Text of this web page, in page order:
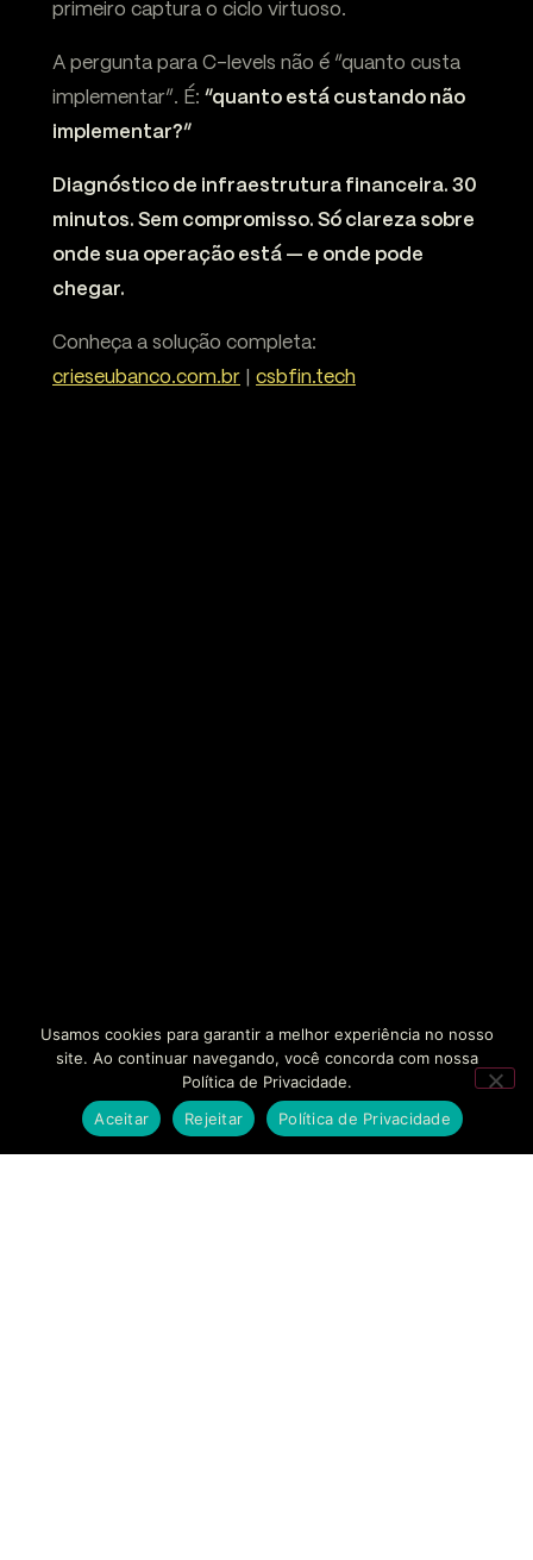
primeiro captura o ciclo virtuoso.
A pergunta para C-levels não é “quanto custa
implementar”. É: “quanto está custando não
implementar?”
Diagnóstico de infraestrutura financeira. 30
minutos. Sem compromisso. Só clareza sobre
onde sua operação está — e onde pode
chegar.
Conheça a solução completa:
crieseubanco.com.br
csbfin.tech
Usamos cookies para garantir a melhor experiência no nosso
site. Ao continuar navegando, você concorda com nossa
Política de Privacidade.
Aceitar
Rejeitar Política de Privacidade